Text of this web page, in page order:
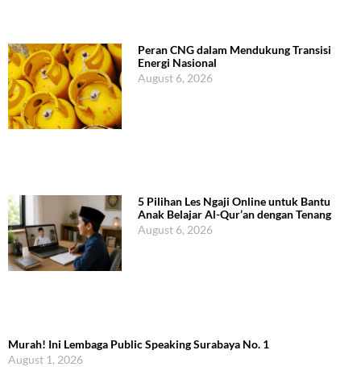
Peran CNG dalam Mendukung Transisi
Energi Nasional
August 6, 2026
5 Pilihan Les Ngaji Online untuk Bantu
Anak Belajar Al-Qur’an dengan Tenang
August 6, 2026
Murah! Ini Lembaga Public Speaking Surabaya No. 1
August 1, 2026